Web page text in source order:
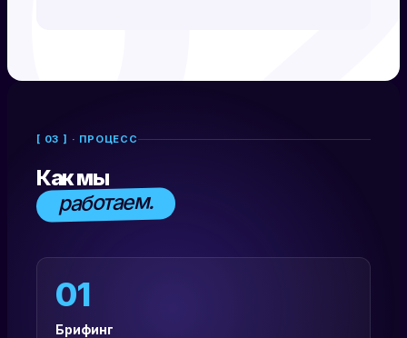
[ 03 ] · ПРОЦЕСС
Как мы
работаем.
01
Брифинг